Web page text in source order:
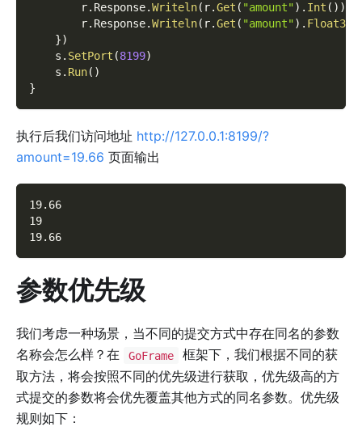
        r
. Response.Writeln( r.Get ( "amount") . Int ( ) )
        r
. Response.Writeln( r.Get ( "amount") . Float32
})
    s
. SetPort (8199)
    s
. Run( )
}
执行后我们访问地址 http://127.0.0.1:8199/?
amount=19.66 页面输出
19.66
19
19.66
参数优先级
我们考虑一种场景，当不同的提交方式中存在同名的参数
名称会怎么样？在
GoFrame
框架下，我们根据不同的获
取方法，将会按照不同的优先级进行获取，优先级高的方
式提交的参数将会优先覆盖其他方式的同名参数。优先级
规则如下：